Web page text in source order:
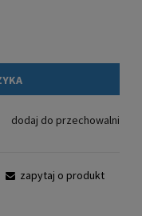
dodaj do przechowalni
zapytaj o produkt